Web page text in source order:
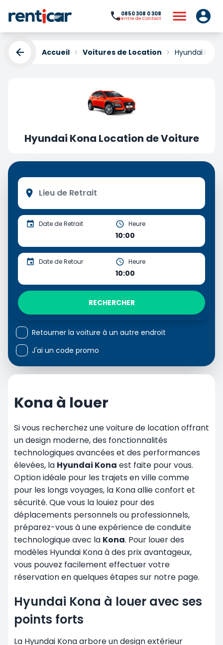
0850 308 0 308
Centre de Contact
Accueil Voitures de Location Hyundai
Hyundai Kona Location de Voiture
Date de Retrait Heure
10:00
Date de Retour Heure
10:00
RECHERCHER
Retourner la voiture à un autre endroit
J'ai un code promo
Kona à louer
Si vous recherchez une voiture de location offrant
un design moderne, des fonctionnalités
technologiques avancées et des performances
élevées, la Hyundai Kona est faite pour vous.
Option idéale pour les trajets en ville comme
pour les longs voyages, la Kona allie confort et
sécurité. Que vous la louiez pour des
déplacements personnels ou professionnels,
préparez-vous à une expérience de conduite
technologique avec la Kona. Pour louer des
modèles Hyundai Kona à des prix avantageux,
vous pouvez facilement effectuer votre
réservation en quelques étapes sur notre page.
Hyundai Kona à louer avec ses
points forts
La Hyundai Kona arbore un design extérieur